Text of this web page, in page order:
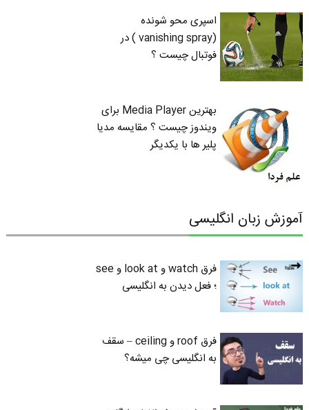
اسپری محو شونده
(vanishing spray ) در
فوتبال چیست ؟
بهترین Media Player برای
ویندوز چیست ؟ مقایسه مدیا
پلیر ها با یکدیگر
آموزش زبان انگلیسی
فرق watch و look at و see
؛ فعل دیدن به انگلیسی
فرق roof و ceiling – سقف
به انگلیسی چی میشه؟